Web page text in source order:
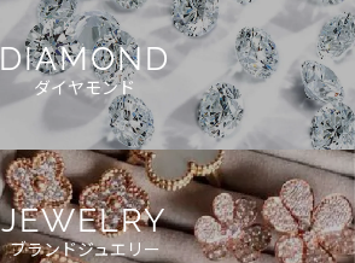
DIAMOND
ダイヤモンド
JEWELRY
ブランドジュエリー